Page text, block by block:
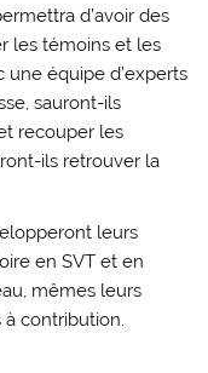
d’avoir des
les témoins et les
une équipe d’experts
sauront-ils
recouper les
ils retrouver la
leurs
en SVT et en
mêmes leurs
contribution.